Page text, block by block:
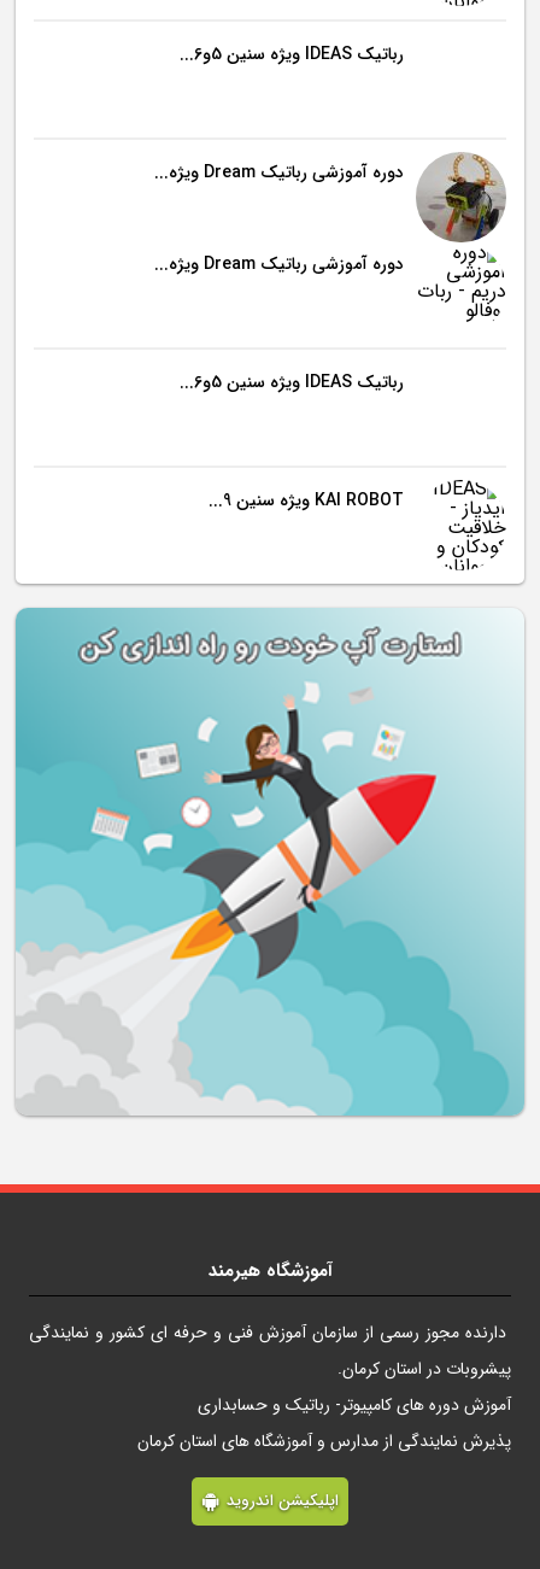
رباتیک IDEAS ویژه سنین 5و6...
دوره آموزشی رباتیک Dream ویژه...
دوره آموزشی رباتیک Dream ویژه...
رباتیک IDEAS ویژه سنین 5و6...
KAI ROBOT ویژه سنین 9...
آموزشگاه هیرمند
دارنده مجوز رسمی از سازمان آموزش فنی و حرفه ای کشور و نمایندگی
پیشروبات در استان کرمان.
آموزش دوره های کامپیوتر- رباتیک و حسابداری
پذیرش نمایندگی از مدارس و آموزشگاه های استان کرمان
اپلیکیشن اندروید